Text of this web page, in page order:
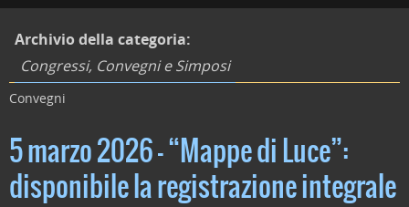
Archivio della categoria:
Congressi, Convegni e Simposi
Convegni
5 marzo 2026 – “Mappe di Luce”:
disponibile la registrazione integrale